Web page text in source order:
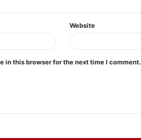
Website
in this browser for the next time I comment.